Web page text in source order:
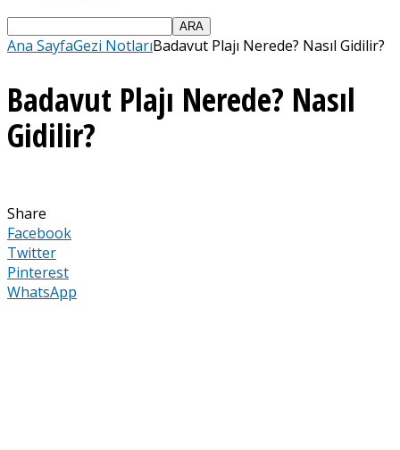
Ana SayfaGezi NotlarıBadavut Plajı Nerede? Nasıl Gidilir?
Badavut Plajı Nerede? Nasıl
Gidilir?
Share
Facebook
Twitter
Pinterest
WhatsApp